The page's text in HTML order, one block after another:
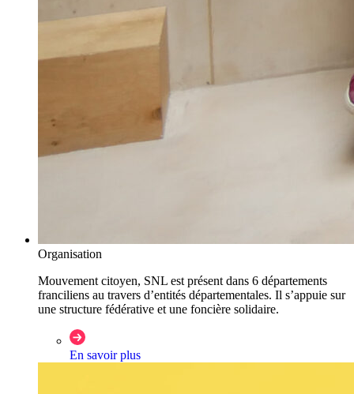
Organisation
Mouvement citoyen, SNL est présent dans 6 départements
franciliens au travers d’entités départementales. Il s’appuie sur
une structure fédérative et une foncière solidaire.
En savoir plus